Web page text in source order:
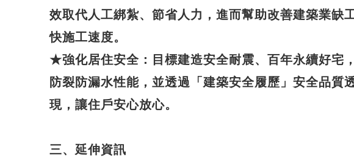
效取代人工綁紮、節省人力，進而幫助改善建築業缺
快施工速度。
★強化居住安全：目標建造安全耐震、百年永續好宅
防裂防漏水性能，並透過「建築安全履歷」安全品質
現，讓住戶安心放心。
三、延伸資訊